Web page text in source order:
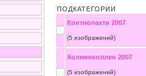
ПОДКАТЕГОРИИ
Контиолахти 2007
(5 изображений)
Холменколлен 2007
(5 изображений)